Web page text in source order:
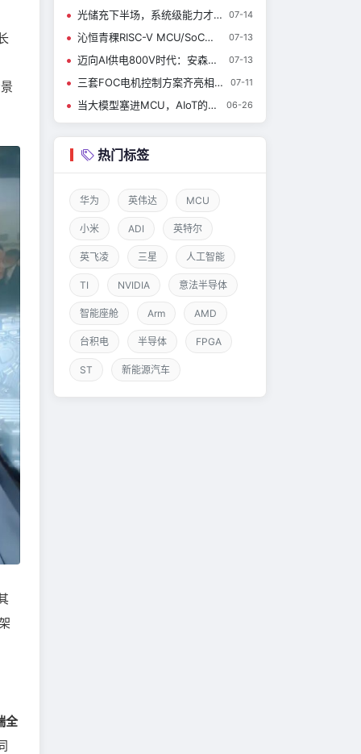
全
光储充下半场，系统级能力才是终极答案 07-14
沁恒青稞RISC-V MCU/SoC及USB/Type-C/蓝牙/以太网接口芯片亮相慕展 07-13
迈向AI供电800V时代：安森美以SiC JFET方案加速高压电源转换升级 07-13
三套FOC电机控制方案齐亮相——小华半导体闪耀2026慕尼黑上海电子展 07-11
当大模型塞进MCU，AIoT的算力密度谁定义？ 06-26
热门标签
华为 英伟达 MCU
小米 ADI 英特尔
英飞凌 三星 人工智能
TI NVIDIA 意法半导体
智能座舱 Arm AMD
台积电 半导体 FPGA
ST 新能源汽车